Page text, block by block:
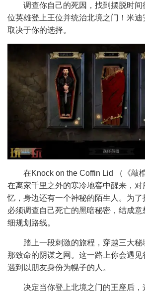
调查你自己的死因，找到摆脱时
位英雄登上王位并统治北境之门！米
取决于你的选择。
在Knock on the Coffin Lid （《敲
在离家千里之外的寒冷地窖中醒来，
忆，身边还有一个神秘的陌生人。为
必须调查自己死亡的黑暗秘密，结成
细规划路线。
踏上一段刺激的旅程，穿越三大
那致命的阴谋之网。这一路上你会遇
遇到以朋友身份为幌子的人。
决定当你登上北境之门的王座后